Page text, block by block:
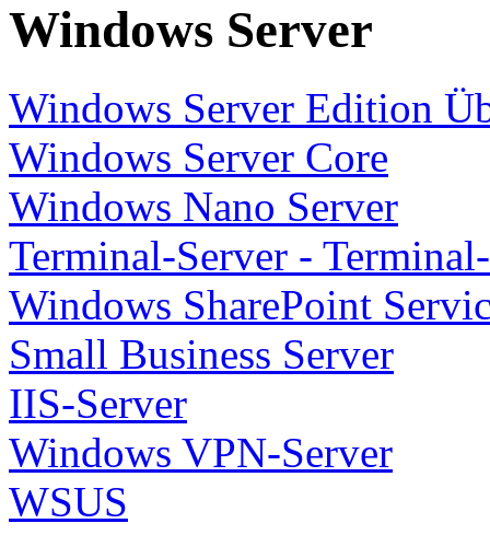
Windows Server
Windows Server Edition
Windows Server Core
Windows Nano Server
Terminal-Server -
Windows SharePoint
Small Business Server
IIS-Server
Windows VPN-Server
WSUS